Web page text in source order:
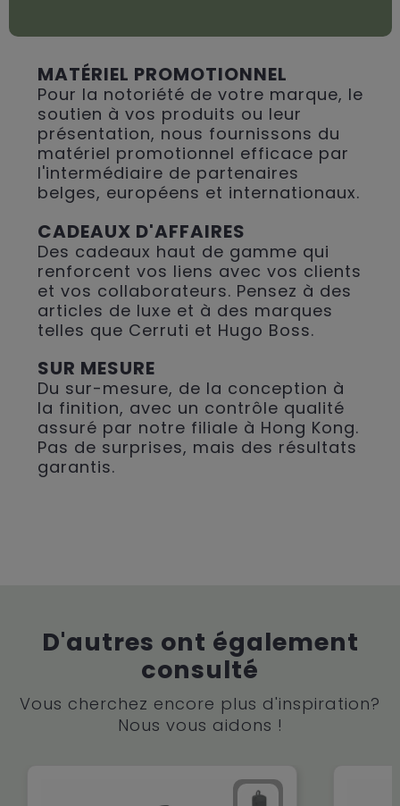
MATÉRIEL PROMOTIONNEL
Pour la notoriété de votre marque, le
soutien à vos produits ou leur
présentation, nous fournissons du
matériel promotionnel efficace par
l'intermédiaire de partenaires
belges, européens et internationaux.
CADEAUX D'AFFAIRES
Des cadeaux haut de gamme qui
renforcent vos liens avec vos clients
et vos collaborateurs. Pensez à des
articles de luxe et à des marques
telles que Cerruti et Hugo Boss.
SUR MESURE
Du sur-mesure, de la conception à
la finition, avec un contrôle qualité
assuré par notre filiale à Hong Kong.
Pas de surprises, mais des résultats
garantis.
D'autres ont également
consulté
Vous cherchez encore plus d'inspiration?
Nous vous aidons !